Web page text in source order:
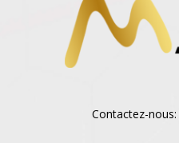
Contactez-nous: